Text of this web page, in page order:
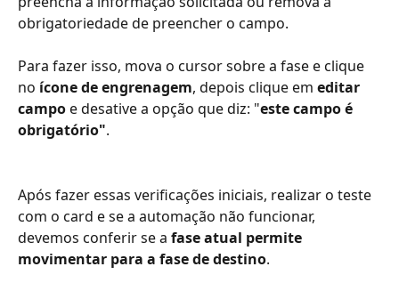
obrigatoriedade de preencher o campo.
Para fazer isso, mova o cursor sobre a fase e clique
no ícone de engrenagem, depois clique em editar
campo e desative a opção que diz: "este campo é
obrigatório".
Após fazer essas verificações iniciais, realizar o teste
com o card e se a automação não funcionar,
devemos conferir se a fase atual permite
movimentar para a fase de destino.